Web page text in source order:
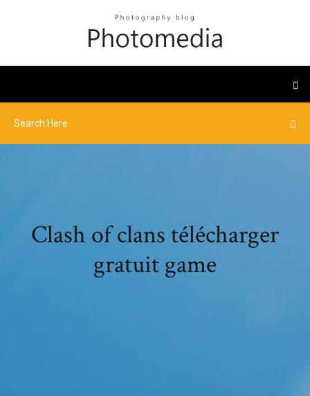
Clash of clans télécharger
gratuit game